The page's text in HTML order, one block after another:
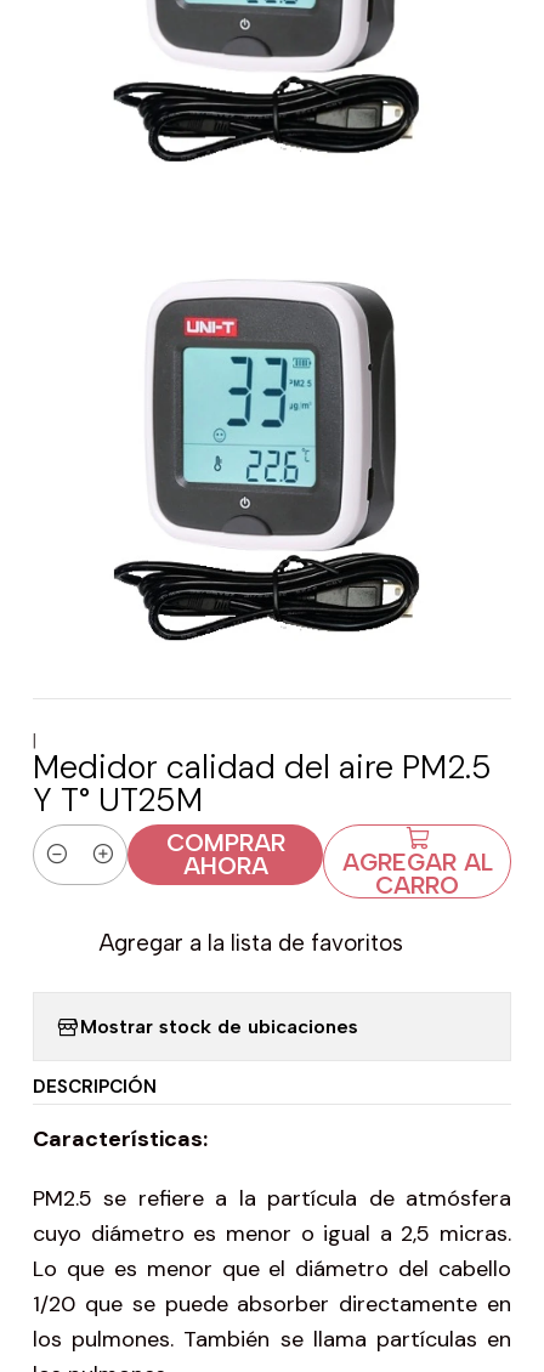
|
Medidor calidad del aire PM2.5
Y T° UT25M
Cantidad AGREGAR AL
CARRO
COMPRAR
AHORA
Agregar a la lista de favoritos
Mostrar stock de ubicaciones
DESCRIPCIÓN
Características:
PM2.5 se refiere a la partícula de atmósfera
cuyo diámetro es menor o igual a 2,5 micras.
Lo que es menor que el diámetro del cabello
1/20 que se puede absorber directamente en
los pulmones. También se llama partículas en